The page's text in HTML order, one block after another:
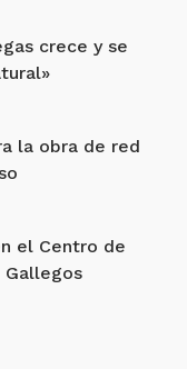
crece y se
la obra de red
el Centro de
Gallegos